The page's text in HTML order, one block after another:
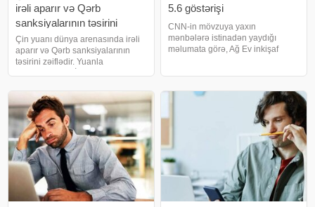
irəli aparır və Qərb
sanksiyalarının təsirini
zəiflədir
Çin yuanı dünya arenasında irəli
aparır və Qərb sanksiyalarının
təsirini zəiflədir. Yuanla
nəzarətdən yayınaraq ticarət
aparmağa, xüsusilə də neft
satmağa imka
5.6 göstərişi
CNN-in mövzuya yaxın
mənbələrə istinadən yaydığı
məlumata görə, Ağ Ev inkişaf
təsdiqlənmiş məhdud sayda iş
ortağına təqdim olunmasını istəyib